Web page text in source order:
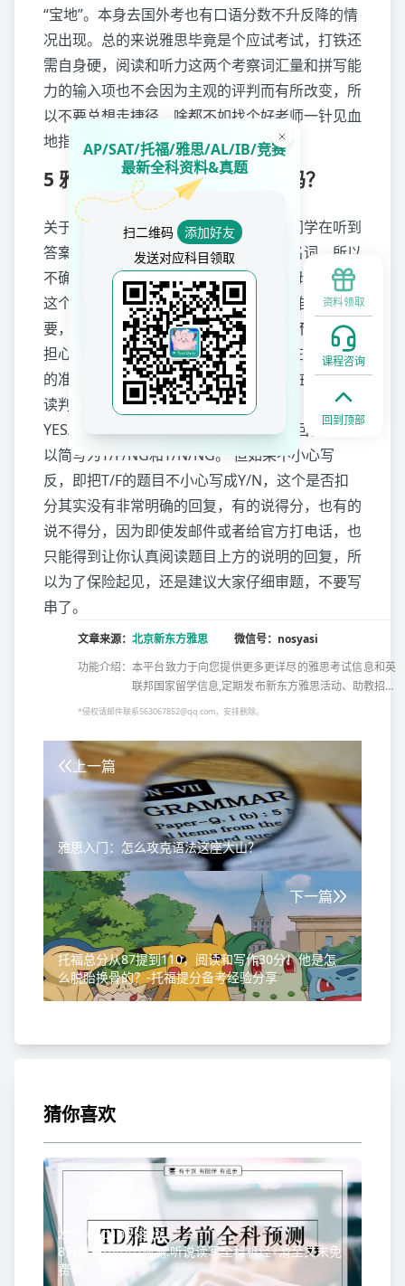
“宝地”。本身去国外考也有口语分数不升反降的情
况出现。总的来说雅思毕竟是个应试考试，打铁还
需自身硬，阅读和听力这两个考察词汇量和拼写能
力的输入项也不会因为主观的评判而有所改变，所
以不要总想走捷径，啥都不如找个好老师一针见血
地指出问题然后给你指引方向。
5 雅思考试大小写、简写扣分吗？
关于大小写，在雅思听力考试中，很多同学在听到
答案词的时候可能无法确定是否为专有名词，所以
不确定在写答案的时候是否要大写首字母。 对于
这个疑惑，雅思官方给出的答复是“拼写准确很重
要，是否大写可以忽略”，所以大家可以不用太过
担心忘记大写而扣分，而应该把重点放在拼写单词
的准确度上。 关于简写的问题一般出现在雅思阅
读判断题TRUE/FALSE/NOT GIVEN和
YES/NO/NOT GIVEN的答案上，官方的回答是可
以简写为T/F/NG和Y/N/NG。 但如果不小心写
反，即把T/F的题目不小心写成Y/N，这个是否扣
分其实没有非常明确的回复，有的说得分，也有的
说不得分，因为即使发邮件或者给官方打电话，也
只能得到让你认真阅读题目上方的说明的回复，所
以为了保险起见，还是建议大家仔细审题，不要写
串了。
文章来源： 北京新东方雅思
微信号：nosyasi
功能介绍： 本平台致力于向您提供更多更详尽的雅思考试信息和英
联邦国家留学信息,定期发布新东方雅思活动、助教招聘
及讲座信息.
*侵权请邮件联系563067852@qq.com，安排删除。
上一篇
雅思入门：怎么攻克语法这座大山？
下一篇
托福总分从87提到110，阅读和写作30分！他是怎
么脱胎换骨的？-托福提分备考经验分享
猜你喜欢
2026-08-06 08:58:20
8月雅思小范围预测:听说读写全科机经+滑至文末免
费领
资料领取
课程咨询
回到顶部
AP/SAT/托福/雅思/AL/IB/竞赛
最新全科资料&真题
扫二维码
添加好友
发送对应科目领取